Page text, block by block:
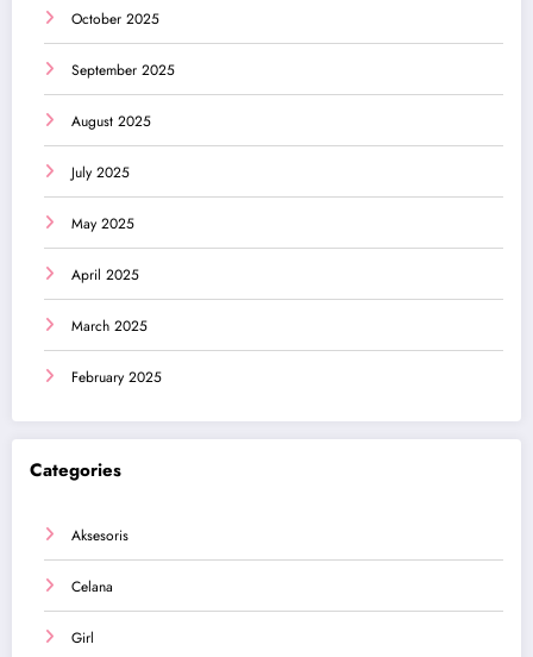
October 2025
September 2025
August 2025
July 2025
May 2025
April 2025
March 2025
February 2025
Categories
Aksesoris
Celana
Girl